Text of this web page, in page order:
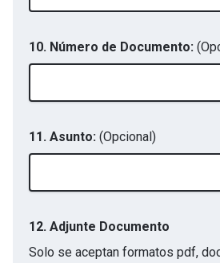
10. Número de Documento:
11. Asunto: (Opcional)
12. Adjunte Documento
Solo se aceptan formatos pdf,